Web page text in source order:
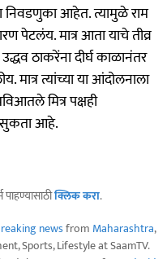
निवडणुका आहेत. त्यामुळे राम
पेटलंय. मात्र आता याचे तीव्र
ठाकरेंना दीर्घ काळानंतर
त्यांच्या या आंदोलनाला
मित्र पक्षही
आहे.
क्लिक करा.
newsfrom Maharashtra,
Sports, Lifestyle at SaamTV.